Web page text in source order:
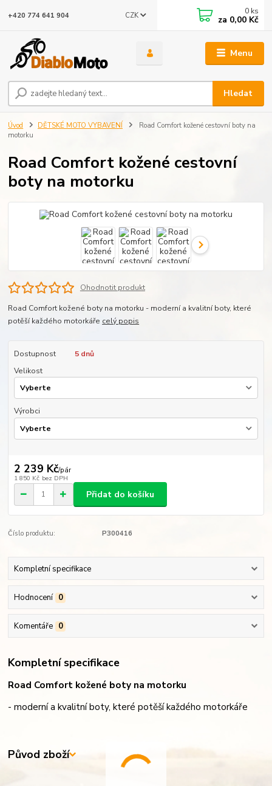
Menu
CZK
Hledat
+420 774 641 904 0 ks
za 0,00 Kč
Úvod DĚTSKÉ MOTO VYBAVENÍ
Road Comfort kožené cestovní boty na
motorku
Road Comfort kožené cestovní
boty na motorku
Ohodnotit produkt
Road Comfort kožené boty na motorku - moderní a kvalitní boty, které
potěší každého motorkáře celý popis
Dostupnost
5 dnů
Velikost
Výrobci
2 239 Kč/pár
1 850 Kč bez DPH
Přidat do košíku
Číslo produktu: P300416
Kompletní specifikace
Hodnocení 0
Komentáře 0
Kompletní specifikace
Road Comfort kožené boty na motorku
- moderní a kvalitní boty, které potěší každého motorkáře
Původ zboží